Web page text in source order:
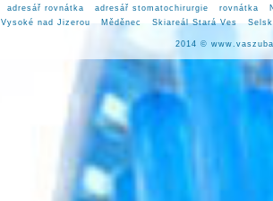
adresář rovnátka adresář stomatochirurgie rovnátka
Vysoké nad Jizerou
Měděnec Skiareál Stará Ves
2014 ©